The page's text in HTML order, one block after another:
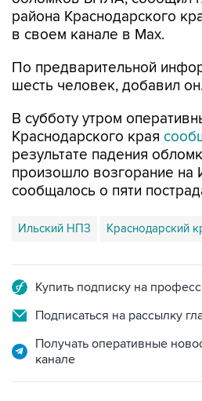
района Краснодарского
в своем канале в Max.
По предварительной
шесть человек, добавил
В субботу утром
Краснодарского края
результате падения
произошло возгорание на
сообщалось о пяти
Ильский НПЗ Краснодарский
Купить подписку на
Подписаться на рассылку
Получать оперативные
канале